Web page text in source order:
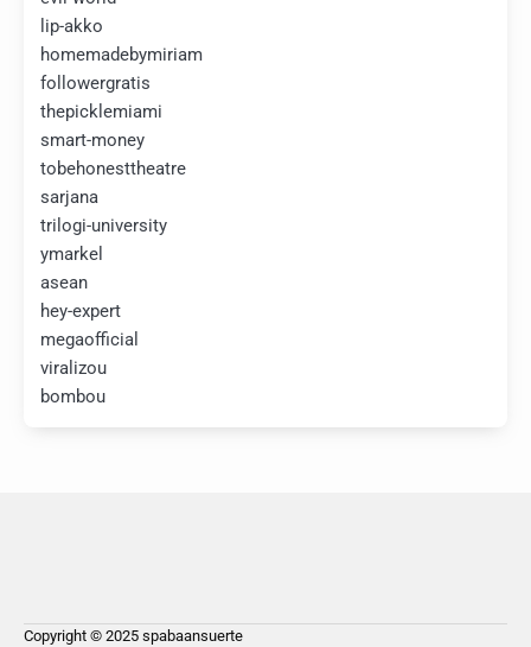
lip-akko
homemadebymiriam
followergratis
thepicklemiami
smart-money
tobehonesttheatre
sarjana
trilogi-university
ymarkel
asean
hey-expert
megaofficial
viralizou
bombou
Copyright © 2025 spabaansuerte